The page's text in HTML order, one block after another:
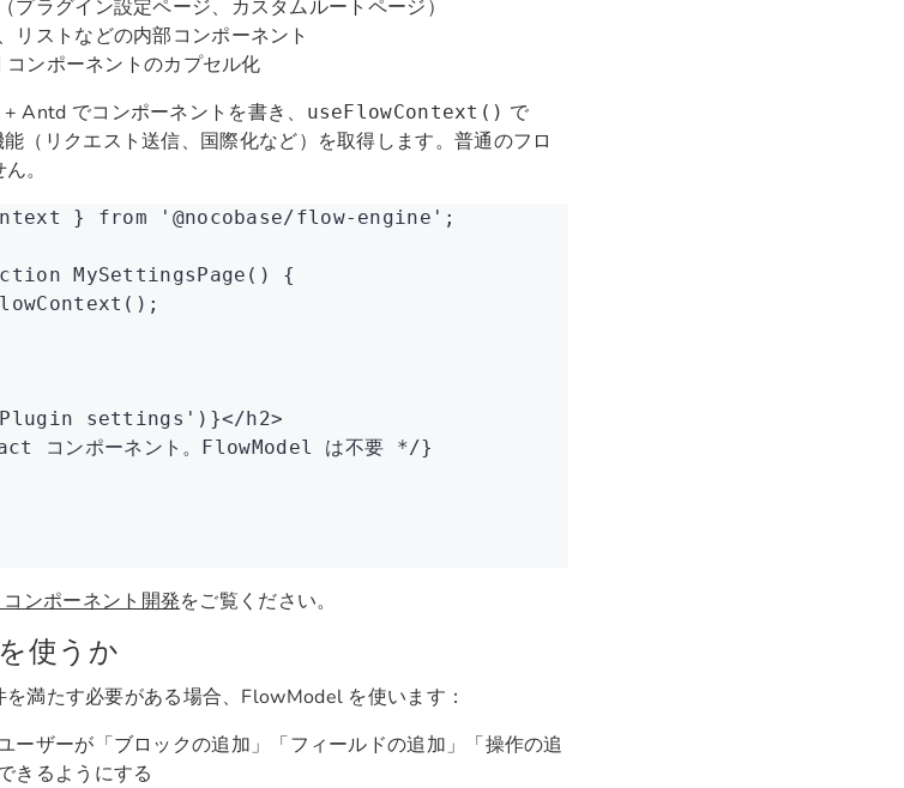
プラグイン設定ページ、カスタムルートページ）
リストなどの内部コンポーネント
ンポーネントのカプセル化
Antd でコンポーネントを書き、
useFlowContext() で
（リクエスト送信、国際化など）を取得します。普通のフロ
。
} from '@nocobase/flow-engine' ;
MySettingsPage () {
();
settings' )}</h2>
コンポーネント。FlowModel は不要 */}
ンポーネント開発をご覧ください。
使うか
満たす必要がある場合、FlowModel を使います：
ユーザーが「ブロックの追加」「フィールドの追加」「操作の追
きるようにする